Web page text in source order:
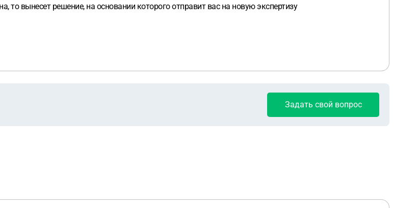
то вынесет решение, на основании которого отправит вас на новую экспертизу
Задать свой вопрос